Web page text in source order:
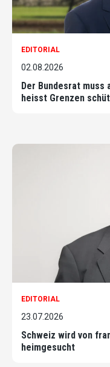
EDITORIAL
02.08.2026
Der Bundesrat muss
heisst Grenzen
EDITORIAL
23.07.2026
Schweiz wird von
heimgesucht